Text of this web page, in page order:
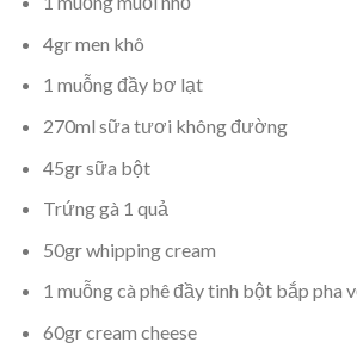
4gr men khô
1 muỗng đầy bơ lạt
270ml sữa tươi không đường
45gr sữa bột
Trứng gà 1 quả
50gr whipping cream
1 muỗng cà phê đầy tinh bột bắp pha
60gr cream cheese